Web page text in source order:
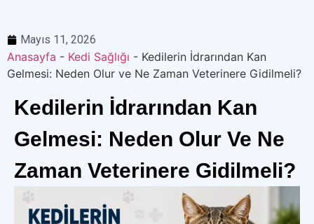
Mayıs 11, 2026
Anasayfa - Kedi Sağlığı - Kedilerin İdrarından Kan
Gelmesi: Neden Olur ve Ne Zaman Veterinere Gidilmeli?
Kedilerin İdrarından Kan
Gelmesi: Neden Olur Ve Ne
Zaman Veterinere Gidilmeli?